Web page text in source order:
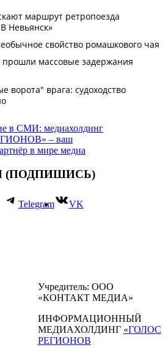
в СМИ: медиахолдинг
– ваш
в мире медиа
(ПОДПИШИСЬ)
Telegram VK
Учредитель: ООО
«КОНТАКТ МЕДИА»
ИНФОРМАЦИОННЫЙ
МЕДИАХОЛДИНГ «ГОЛОС
РЕГИОНОВ